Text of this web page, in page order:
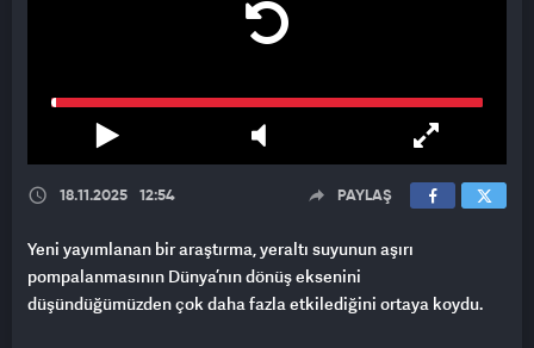
18.11.2025 12:54 PAYLAŞ
Yeni yayımlanan bir araştırma, yeraltı suyunun aşırı
pompalanmasının Dünya’nın dönüş eksenini
düşündüğümüzden çok daha fazla etkilediğini ortaya koydu.